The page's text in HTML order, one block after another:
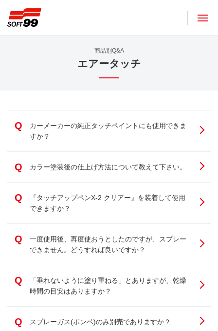
商品別Q&A
エアータッチ
Q
カーメーカーの純正タッチペイントにも使用できま
すか？
Q カラー塗装後の仕上げ方法について教えて下さい。
Q
『タッチアップペンX-2 クリアー』を装着して使用
できますか？
Q
一度使用後、再度使おうとしたのですが、スプレー
できません。どうすれば良いですか？
Q
「垂れないように塗り重ねる」とありますが、乾燥
時間の目安はありますか？
Q スプレーガス(ボンベ)のみ別売でありますか？